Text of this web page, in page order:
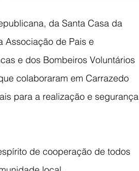
da Santa Casa da
Associação de Pais e
e dos Bombeiros Voluntários
colaboraram em Carrazedo
para a realização e segurança
de cooperação de todos